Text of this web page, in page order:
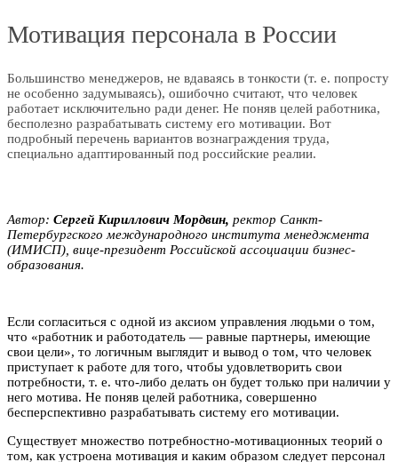
Мотивация персонала в России
Большинство менеджеров, не вдаваясь в тонкости (т. е. попросту
не особенно задумываясь), ошибочно считают, что человек
работает исключительно ради денег. Не поняв целей работника,
бесполезно разрабатывать систему его мотивации. Вот
подробный перечень вариантов вознаграждения труда,
специально адаптированный под российские реалии.
Автор: Сергей Кириллович Mopдвин, ректор Санкт-
Петербургского международного института менеджмента
(ИMИCП), вице-президент Российской ассоциации бизнес-
образования.
Если согласиться с одной из аксиом управления людьми о том,
что «работник и работодатель — равные партнеры, имеющие
свои цели», то логичным выглядит и вывод о том, что человек
приступает к работе для того, чтобы удовлетворить свои
потребности, т. е. что-либо делать он будет только при наличии у
него мотива. Не поняв целей работника, совершенно
бесперспективно разрабатывать систему его мотивации.
Существует множество потребностно-мотивационных теорий о
том, как устроена мотивация и каким образом следует персонал